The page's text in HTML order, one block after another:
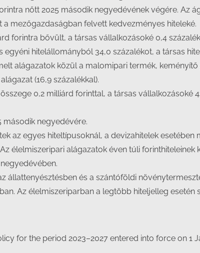
nőtt 2025 második negyedévének végére. Az
mezőgazdaságban felvett kedvezményes hiteleké.
forintra bővült, a társas vállalkozásoké 0,4
hitelállományból 34,0 százalékot, a társas
alágazatok közül a malomipari termék,
(16,9 százalékkal).
0,2 milliárd forinttal, a társas vállalkozásoké
második negyedévére.
az egyes hiteltípusoknál, a devizahitelek esetében
élelmiszeripari alágazatok éven túli
állattenyésztésben és a szántóföldi
Az élelmiszeriparban a legtöbb hiteljelleg
for the period 2023–2027 entered into force on 1